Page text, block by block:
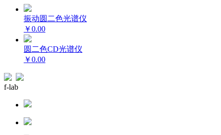
振动圆二色光谱仪
￥0.00
圆二色CD光谱仪
￥0.00
f-lab